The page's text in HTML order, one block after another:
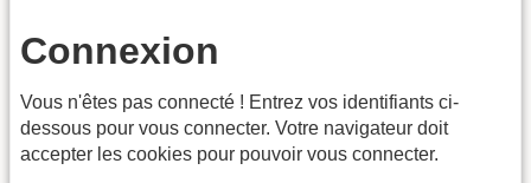
Connexion
Vous n'êtes pas connecté ! Entrez vos identifiants ci-
dessous pour vous connecter. Votre navigateur doit
accepter les cookies pour pouvoir vous connecter.